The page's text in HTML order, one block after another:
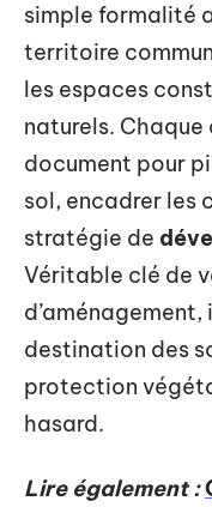
simple formalité
territoire
les espaces
naturels. Chaque
document pour
sol, encadrer les
stratégie de
Véritable clé de
d’aménagement,
destination des
protection
hasard.
Lire également :